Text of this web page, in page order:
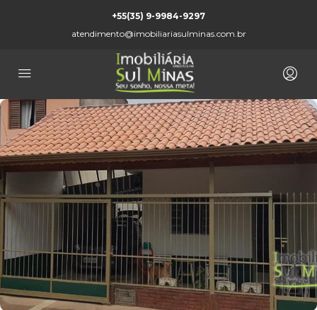
+55(35) 9-9984-9297
atendimento@imobiliariasulminas.com.br